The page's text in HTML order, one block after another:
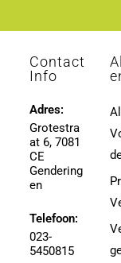
Contact
Info
Adres:
Grotestra
at 6, 7081
CE
Gendering
en
Telefoon:
023-
5450815